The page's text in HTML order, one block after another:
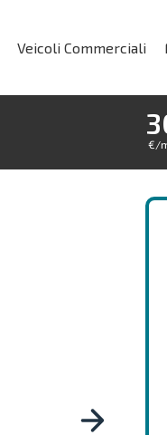
Veicoli Commerciali
€/